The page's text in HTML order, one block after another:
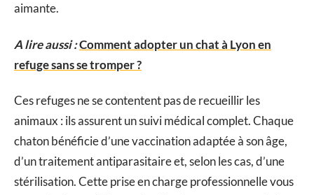
aimante.
A lire aussi :Comment adopter un chat à Lyon en
refuge sans se tromper ?
Ces refuges ne se contentent pas de recueillir les
animaux : ils assurent un suivi médical complet. Chaque
chaton bénéficie d’une vaccination adaptée à son âge,
d’un traitement antiparasitaire et, selon les cas, d’une
stérilisation. Cette prise en charge professionnelle vous